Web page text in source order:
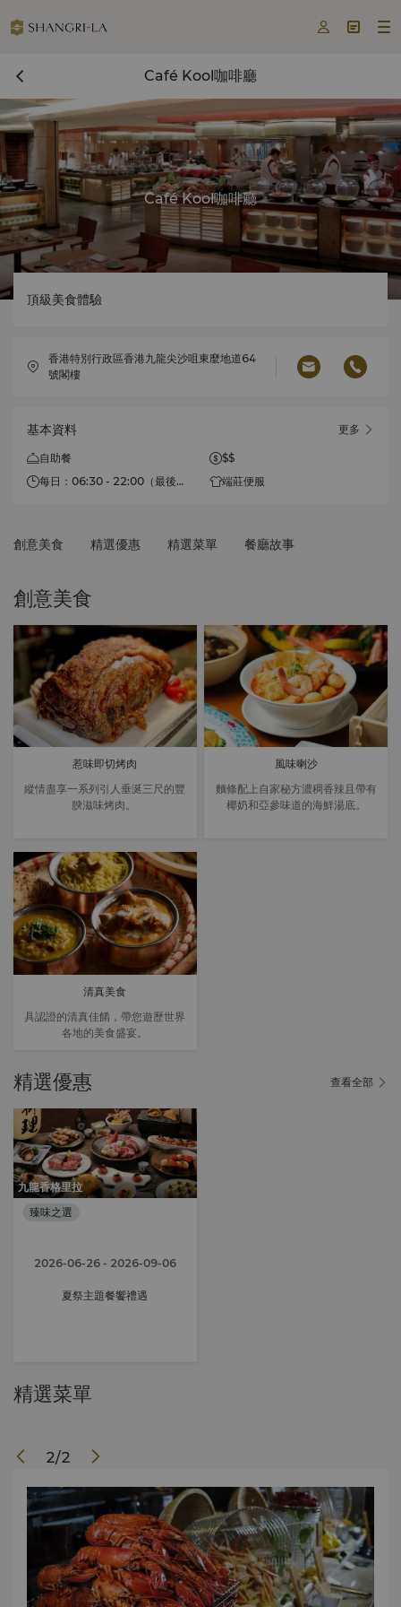
  
Café Kool咖啡廳
Café Kool咖啡廳
頂級美食體驗
香港特別行政區香港九龍尖沙咀東麼地道64
號閣樓
基本資料 更多
自助餐
$$
每日：06:30 - 22:00（最後點
早餐
06:30 - 22:30（最後點餐時間
自助午餐
12:00 - 14:30（最後點餐時間
為14:00）
自助晚餐
18:00 - 21:30（最後點餐時間
為21:00）
端莊便服
創意美食 精選優惠 精選菜單 餐廳故事
創意美食
惹味即切烤肉
縱情盡享一系列引人垂涎三尺的豐
腴滋味烤肉。
風味喇沙
麵條配上自家秘方濃稠香辣且帶有
椰奶和亞參味道的海鮮湯底。
清真美食
具認證的清真佳餚，帶您遊歷世界
各地的美食盛宴。
精選優惠 查看全部
九龍香格里拉
臻味之選
2026-06-26- 2026-09-06
夏祭主題餐饗禮遇
精選菜單
2/2